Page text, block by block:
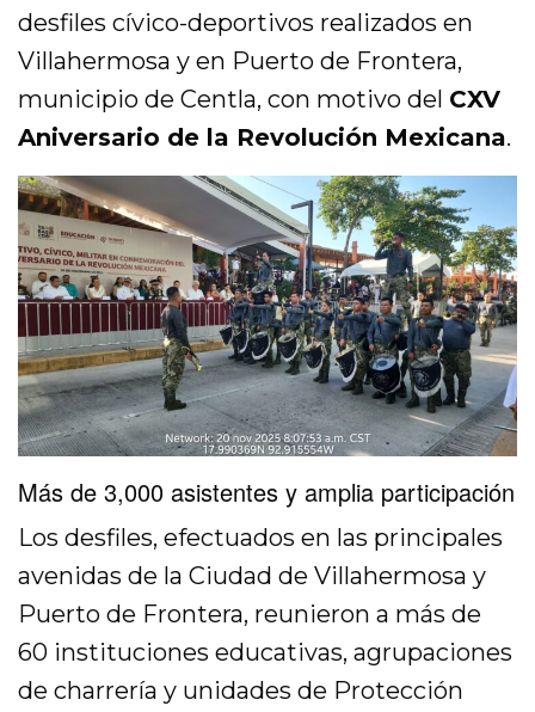
desfiles cívico-deportivos realizados en
Villahermosa y en Puerto de Frontera,
municipio de Centla, con motivo del CXV
Aniversario de la Revolución Mexicana.
Más de 3,000 asistentes y amplia participación
Los desfiles, efectuados en las principales
avenidas de la Ciudad de Villahermosa y
Puerto de Frontera, reunieron a más de
60 instituciones educativas, agrupaciones
de charrería y unidades de Protección